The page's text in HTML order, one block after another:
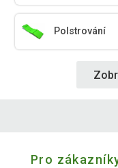
Polstrování
Pro